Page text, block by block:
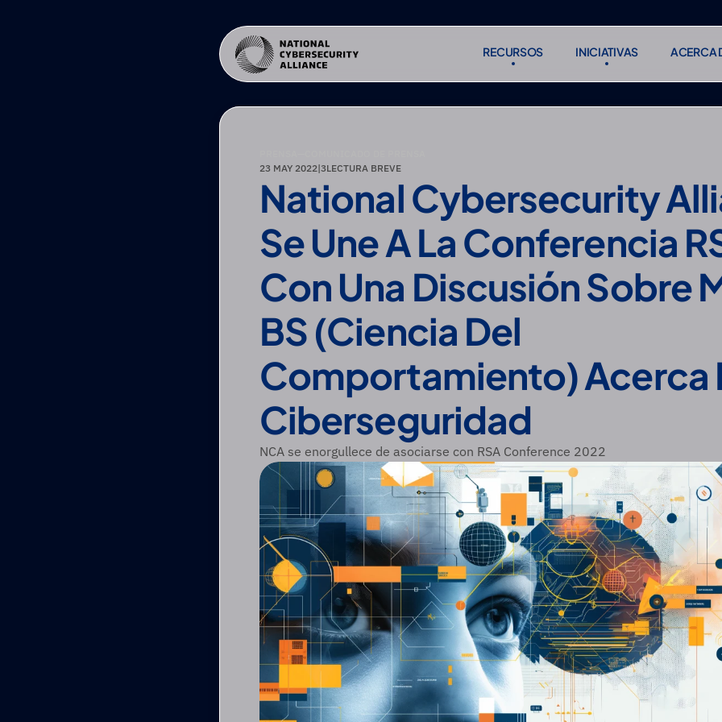
RECURSOS
RECURSOS
INICIATIVAS
INICIATIVAS
ACERCA
Suscribirse
23 MAY 2022|3LECTURA BREVE
National Cybersecurity
Se Une A La Conferencia
Con Una Discusión Sobre
BS (Ciencia Del
Comportamiento) Acerca
Ciberseguridad
NCA se enorgullece de asociarse con RSA Conference 2022